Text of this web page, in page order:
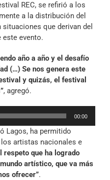
REC, se refirió a los
a la distribución del
que derivan del
este evento.
año a año y el desafío
(…) Se nos genera este
y quizás, el festival
, agregó.
00:00
Lagos, ha permitido
artistas nacionales e
respeto que ha logrado
artístico, que va más
ofrecer”.